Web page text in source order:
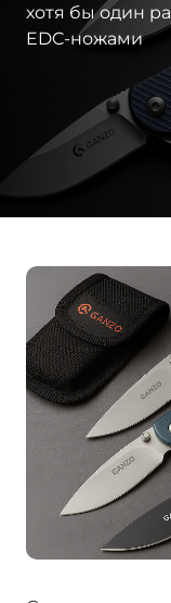
хотя бы один
EDC-ножами